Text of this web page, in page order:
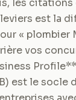
les
est la
« plombier
vos
Profile**
est le socle